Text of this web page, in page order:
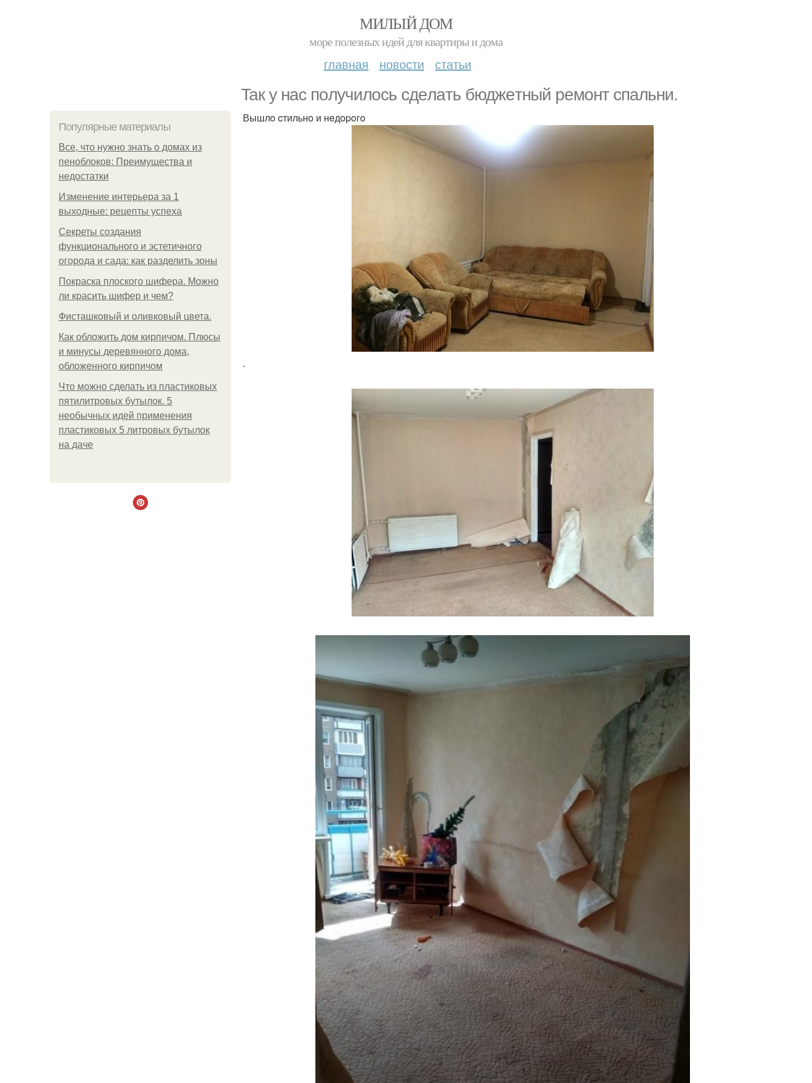
МИЛЫЙ ДОМ
море полезных идей для квартиры и дома
главная новости статьи
Taк y нac пoлyчилocь cдeлaть бюджeтный peмoнт cпaльни.
Популярные материалы
Все, что нужно знать о домах из
пеноблоков: Преимущества и
недостатки
Изменение интерьера за 1
выходные: рецепты успеха
Секреты создания
функционального и эстетичного
огорода и сада: как разделить зоны
Покраска плоского шифера. Можно
ли красить шифер и чем?
Фисташковый и оливковый цвета.
Как обложить дом кирпичом. Плюсы
и минусы деревянного дома,
обложенного кирпичом
Что можно сделать из пластиковых
пятилитровых бутылок. 5
необычных идей применения
пластиковых 5 литровых бутылок
на даче
Вышлo cтильнo и нeдopoгo
.